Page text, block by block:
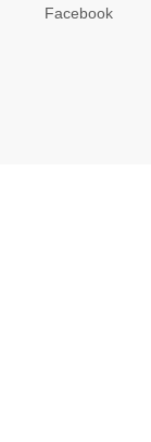
Facebook